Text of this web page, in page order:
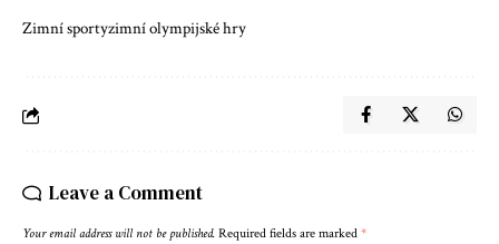
Zimní sportyzimní olympijské hry
Leave a Comment
Your email address will not be published. Required fields are marked *